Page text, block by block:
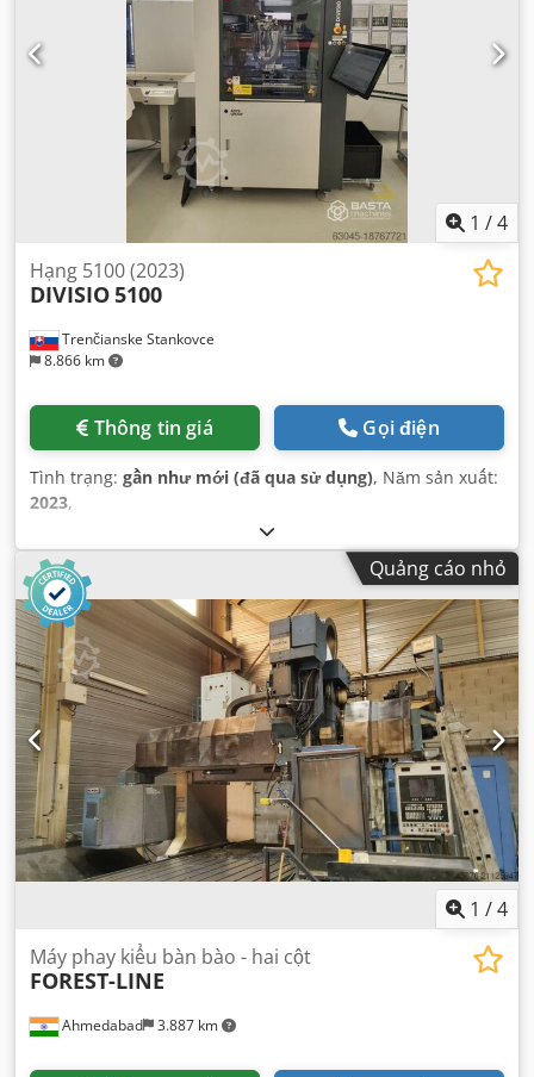
1 /4
Trenčianske Stankovce
8.866 km
Hạng 5100 (2023)
DIVISIO5100
Thông tin giá Gọi điện
Tình trạng: gần như mới (đã qua sử dụng), Năm sản xuất:
2023,
Quảng cáo nhỏ
1 /4
Ahmedabad 3.887 km
Máy phay kiểu bàn bào - hai cột
FOREST-LINE